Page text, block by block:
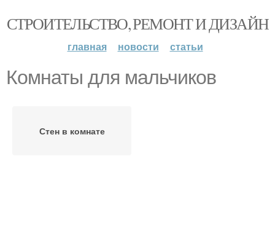
СТРОИТЕЛЬСТВО, РЕМОНТ И ДИЗАЙН
главная новости статьи
Комнаты для мальчиков
Стен в комнате